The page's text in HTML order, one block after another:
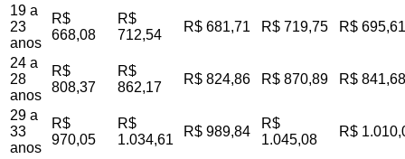
19 a
23
anos
R$
668,08
R$
712,54
R$ 681,71 R$ 719,75 R$ 695,61
24 a
28
anos
R$
808,37
R$
862,17
R$ 824,86 R$ 870,89 R$ 841,68
29 a
33
anos
R$
970,05
R$
1.034,61
R$ 989,84
R$
1.045,08
R$